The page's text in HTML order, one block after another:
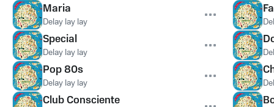
Maria
Delay lay lay
Special
Delay lay lay
Pop 80s
Delay lay lay
Club Consciente